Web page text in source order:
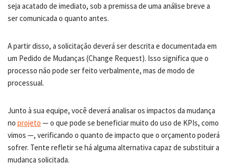
seja acatado de imediato, sob a premissa de uma análise breve a
ser comunicada o quanto antes.
A partir disso, a solicitação deverá ser descrita e documentada em
um Pedido de Mudanças (Change Request). Isso significa que o
processo não pode ser feito verbalmente, mas de modo de
processual.
Junto à sua equipe, você deverá analisar os impactos da mudança
no projeto — o que pode se beneficiar muito do uso de KPIs, como
vimos —, verificando o quanto de impacto que o orçamento poderá
sofrer. Tente refletir se há alguma alternativa capaz de substituir a
mudança solicitada.